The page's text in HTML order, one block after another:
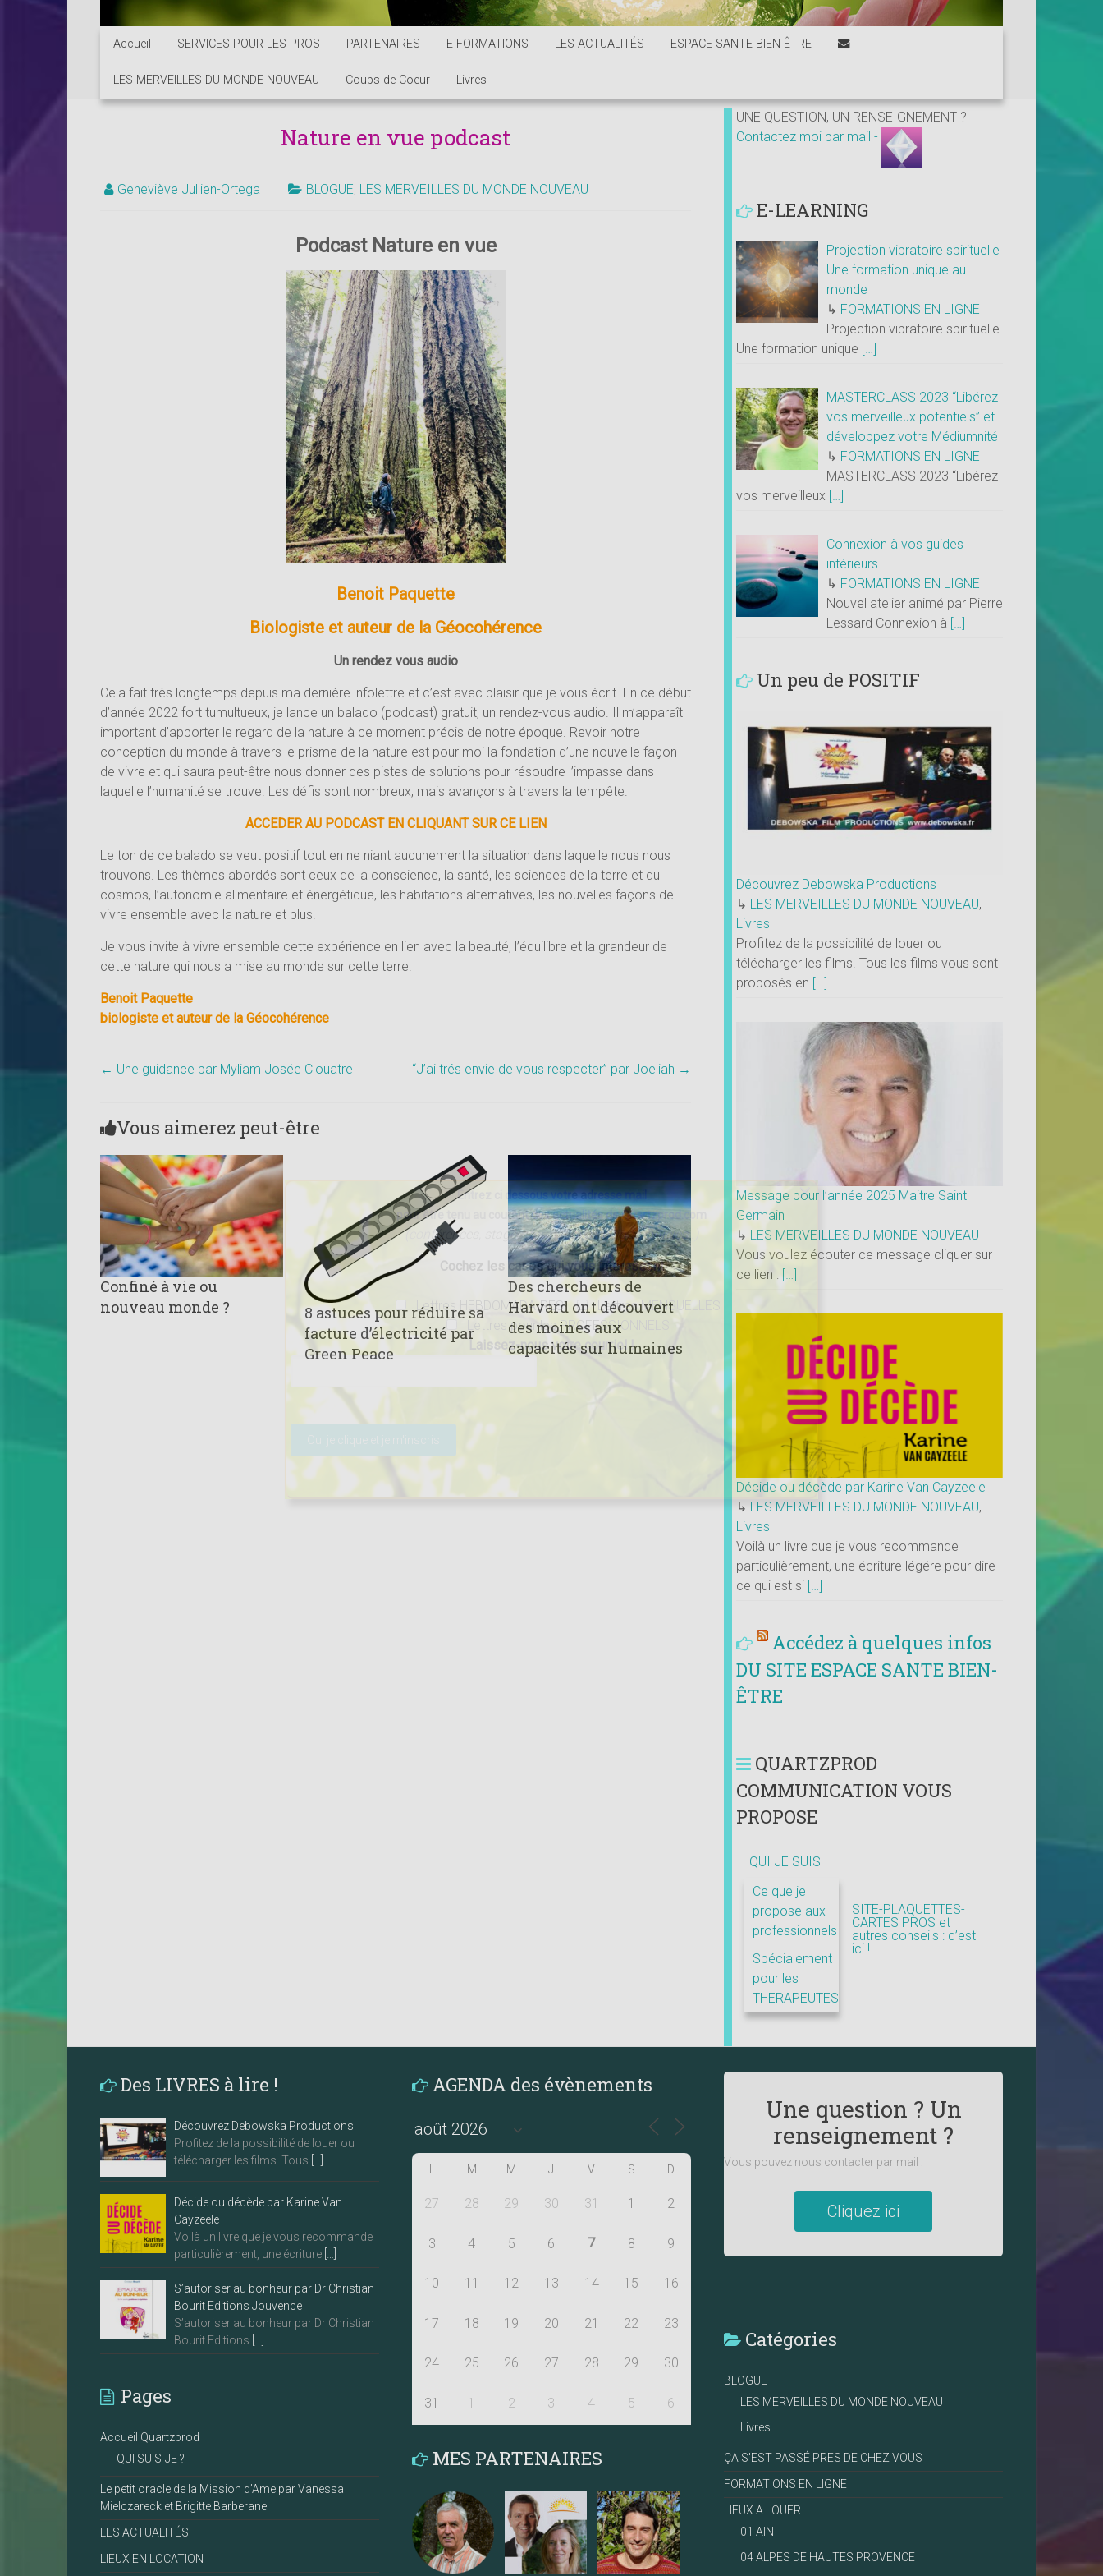
Accueil SERVICES POUR LES PROS PARTENAIRES E-FORMATIONS LES ACTUALITÉS ESPACE SANTE BIEN-ÊTRE
LES MERVEILLES DU MONDE NOUVEAU Coups de Coeur Livres
Nature en vue podcast
Geneviève Jullien-Ortega BLOGUE, LES MERVEILLES DU MONDE NOUVEAU
Podcast Nature en vue
Benoit Paquette
Biologiste et auteur de la Géocohérence
Un rendez vous audio
Cela fait très longtemps depuis ma dernière infolettre et c’est avec plaisir que je vous écrit. En ce début
d’année 2022 fort tumultueux, je lance un balado (podcast) gratuit, un rendez-vous audio. Il m’apparaît
important d’apporter le regard de la nature à ce moment précis de notre époque. Revoir notre
conception du monde à travers le prisme de la nature est pour moi la fondation d’une nouvelle façon
de vivre et qui saura peut-être nous donner des pistes de solutions pour résoudre l’impasse dans
laquelle l’humanité se trouve. Les défis sont nombreux, mais avançons à travers la tempête.
ACCEDER AU PODCAST EN CLIQUANT SUR CE LIEN
Le ton de ce balado se veut positif tout en ne niant aucunement la situation dans laquelle nous nous
trouvons. Les thèmes abordés sont ceux de la conscience, la santé, les sciences de la terre et du
cosmos, l’autonomie alimentaire et énergétique, les habitations alternatives, les nouvelles façons de
vivre ensemble avec la nature et plus.
Je vous invite à vivre ensemble cette expérience en lien avec la beauté, l’équilibre et la grandeur de
cette nature qui nous a mise au monde sur cette terre.
Benoit Paquette
biologiste et auteur de la Géocohérence
← Une guidance par Myliam Josée Clouatre “J’ai trés envie de vous respecter” par Joeliah →
Vous aimerez peut-être
Confiné à vie ou
nouveau monde ?
8 astuces pour réduire sa
facture d’électricité par
Green Peace
Des chercheurs de
Harvard ont découvert
des moines aux
capacités sur humaines
UNE QUESTION, UN RENSEIGNEMENT ?
Contactez moi par mail -
E-LEARNING
Projection vibratoire spirituelle
Une formation unique au
monde
↳ FORMATIONS EN LIGNE
Projection vibratoire spirituelle
Une formation unique […]
MASTERCLASS 2023 “Libérez
vos merveilleux potentiels” et
développez votre Médiumnité
↳ FORMATIONS EN LIGNE
MASTERCLASS 2023 “Libérez
vos merveilleux […]
Connexion à vos guides
intérieurs
↳ FORMATIONS EN LIGNE
Nouvel atelier animé par Pierre
Lessard Connexion à […]
Un peu de POSITIF
Découvrez Debowska Productions
↳ LES MERVEILLES DU MONDE NOUVEAU,
Livres
Profitez de la possibilité de louer ou
télécharger les films. Tous les films vous sont
proposés en […]
Message pour l’année 2025 Maitre Saint
Germain
↳ LES MERVEILLES DU MONDE NOUVEAU
Vous voulez écouter ce message cliquer sur
ce lien : […]
Décide ou décède par Karine Van Cayzeele
↳ LES MERVEILLES DU MONDE NOUVEAU,
Livres
Voilà un livre que je vous recommande
particulièrement, une écriture légére pour dire
ce qui est si […]
Accédez à quelques infos
DU SITE ESPACE SANTE BIEN-
ÊTRE
QUARTZPROD
COMMUNICATION VOUS
PROPOSE
QUI JE SUIS
Ce que je
propose aux
professionnels
Spécialement
pour les
THERAPEUTES
SITE-PLAQUETTES-
CARTES PROS et
autres conseils : c’est
ici !
Des LIVRES à lire !
Découvrez Debowska Productions
Profitez de la possibilité de louer ou
télécharger les films. Tous
Décide ou décède par Karine Van
Cayzeele
Voilà un livre que je vous recommande
particulièrement, une écriture
S’autoriser au bonheur par Dr Christian
Bourit Editions Jouvence
S’autoriser au bonheur par Dr Christian
Bourit Editions
Pages
Accueil Quartzprod
QUI SUIS-JE ?
Le petit oracle de la Mission d’Ame par Vanessa
Mielczareck et Brigitte Barberane
LES ACTUALITÉS
LIEUX EN LOCATION
AGENDA des évènements
M M J V S D
27 28 29 30 31 1 2
3 4 5 6 7 8 9
10 11 12 13 14 15 16
17 18 19 20 21 22 23
24 25 26 27 28 29 30
31 1 2 3 4 5 6
MES PARTENAIRES
Une question ? Un
renseignement ?
Vous pouvez nous contacter par mail :
Cliquez ici
Catégories
BLOGUE
LES MERVEILLES DU MONDE NOUVEAU
Livres
ÇA S'EST PASSÉ PRES DE CHEZ VOUS
FORMATIONS EN LIGNE
LIEUX A LOUER
01 AIN
04 ALPES DE HAUTES PROVENCE
Entrez ci dessous votre adresse mail
pour être tenu au courant des actualités de Quartzprod.com
(conférences, stages, formations en ligne, articles..)
Cochez les cases qui vous intéressent
Lettres HEBDOMADAIRES
Lettres MENSUELLES
Lettres pour les PROFESSIONNELS
Laissez-nous votre courriel !
Veuillez laisser ce champ vide.
×